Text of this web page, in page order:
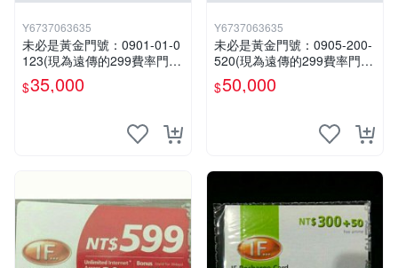
Y6737063635
未必是黃金門號：0901-01-0
123(現為遠傳的299費率門
號，屆時將以無約狀態過
戶)。
$35,000
Y6737063635
未必是黃金門號：0905-200-
520(現為遠傳的299費率門
號，屆時將以無約狀態過
戶)。
$50,000